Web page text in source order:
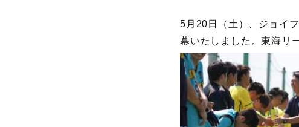
5月20日（土）、ジョイ
幕いたしました。東海リ